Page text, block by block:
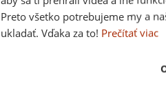
Preto všetko potrebujeme my a
ukladať. Vďaka za to! Prečítať viac